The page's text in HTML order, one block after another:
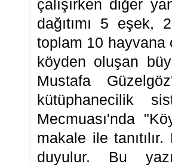
çalışırken diğer
dağıtımı 5
toplam 10 hayvana
köyden oluşan
Mustafa
kütüphanecilik
Mecmuası'nda
makale ile
duyulur. Bu